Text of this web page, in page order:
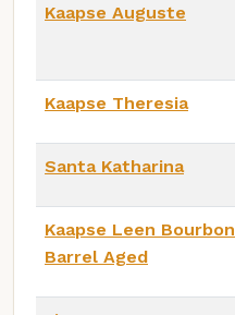
Kaapse Auguste
Kaapse Theresia
Santa Katharina
Kaapse Leen Bourbon
Barrel Aged